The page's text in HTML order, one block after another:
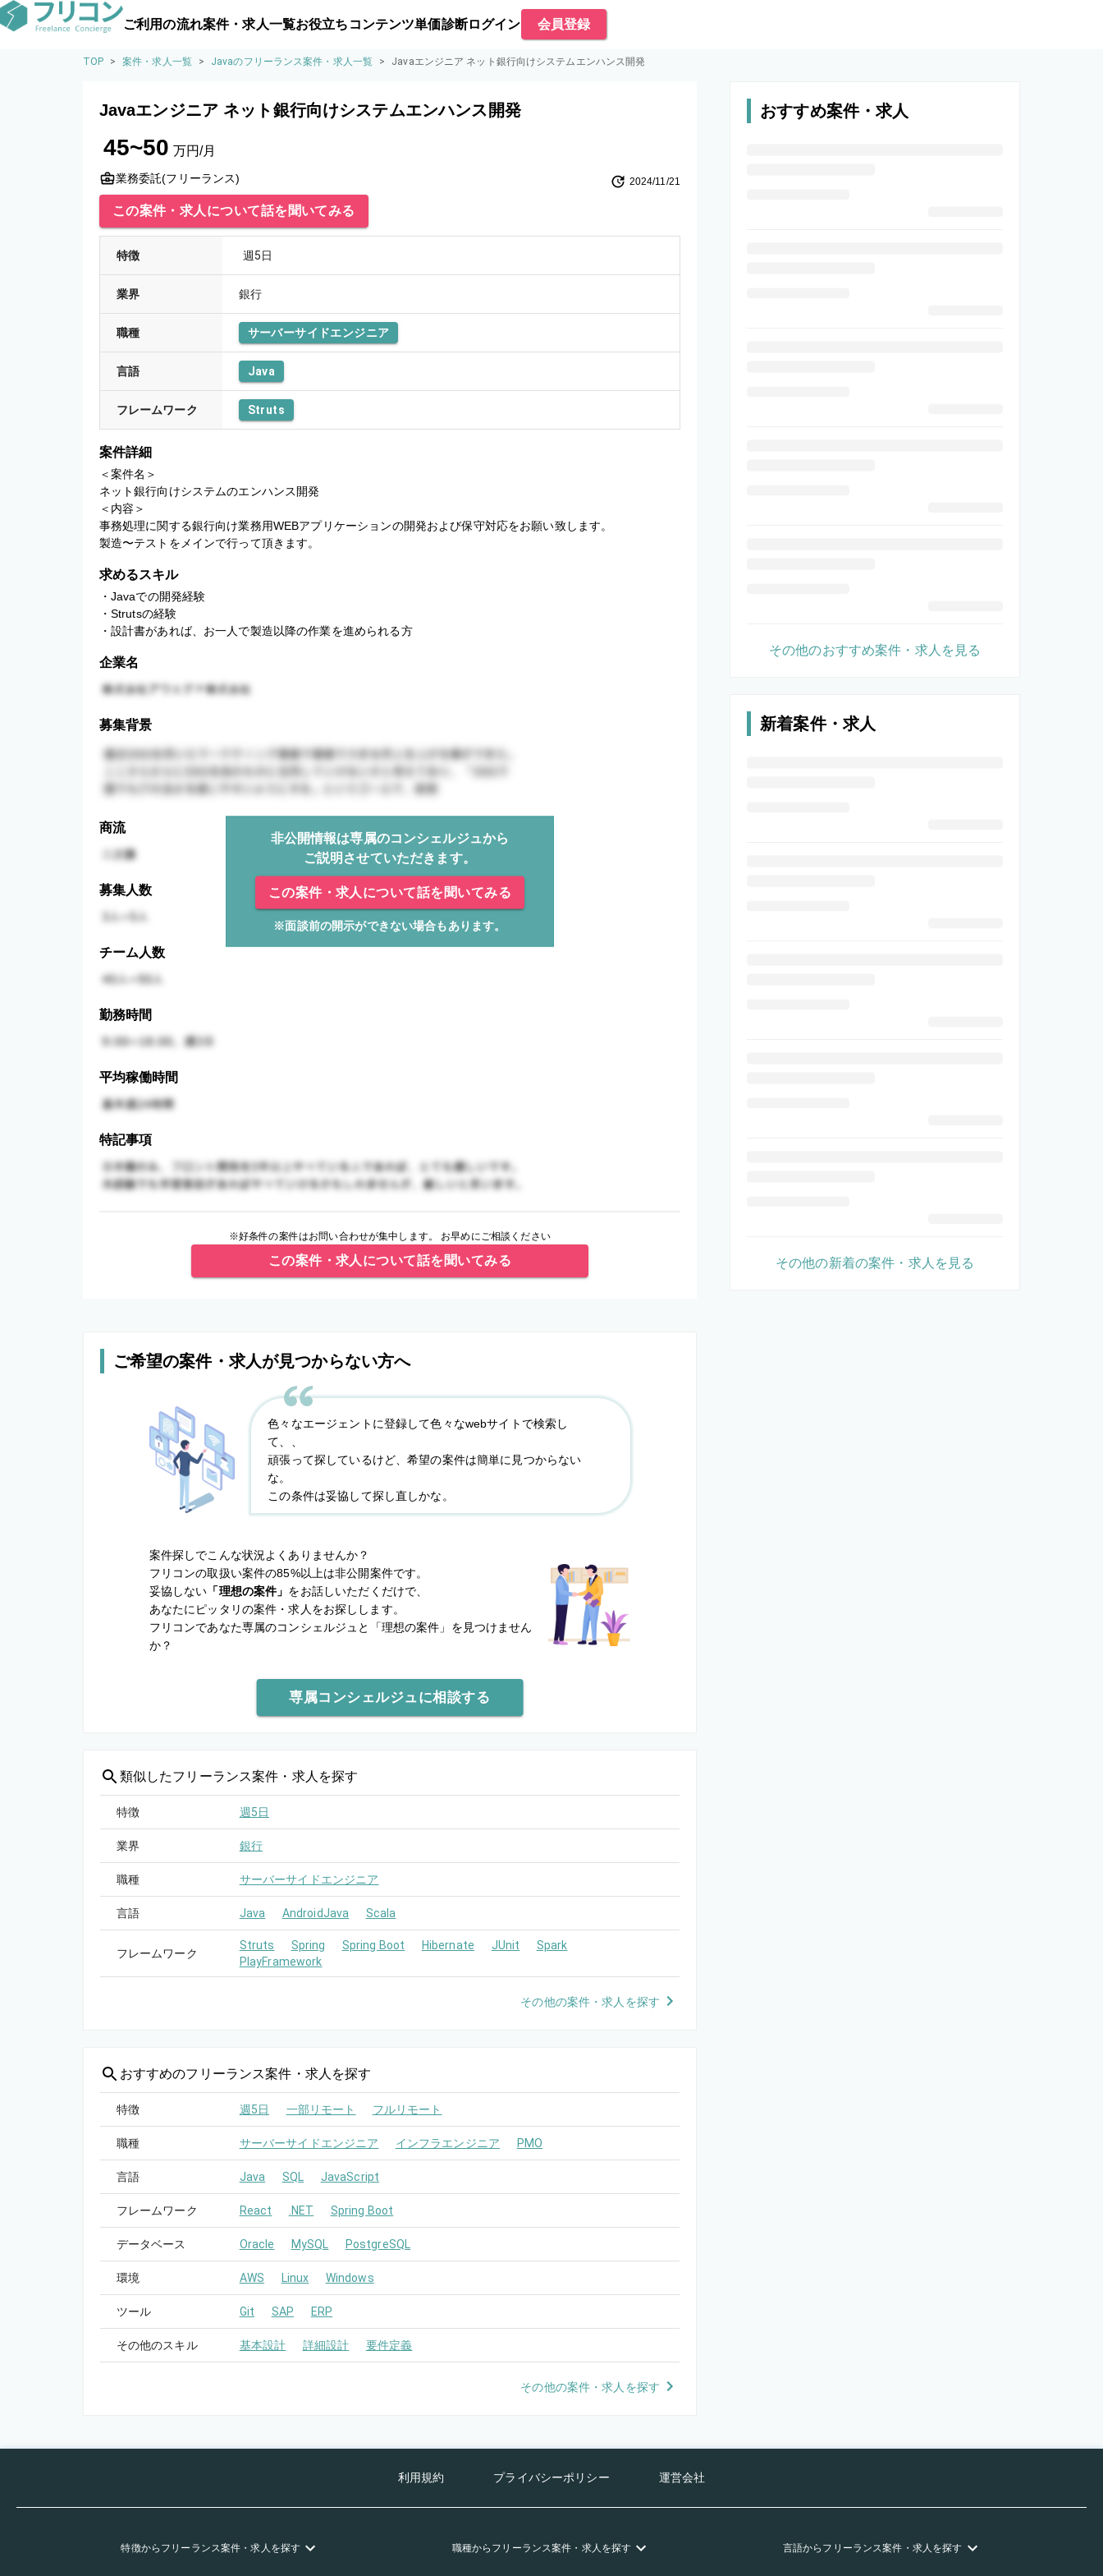
ご利用の流れ案件・求人一覧お役立ちコンテンツ単価診断ログイン 会員登録
TOP > 案件・求人一覧 > Javaのフリーランス案件・求人一覧 > Javaエンジニア ネット銀行向けシステムエンハンス開発
Javaエンジニア ネット銀行向けシステムエンハンス開発
45~50 万円/月
業務委託(フリーランス) 2024/11/21
この案件・求人について話を聞いてみる
特徴 週5日
業界 銀行
職種 サーバーサイドエンジニア
言語 Java
フレームワーク Struts
案件詳細
＜案件名＞
ネット銀行向けシステムのエンハンス開発
＜内容＞
事務処理に関する銀行向け業務用WEBアプリケーションの開発および保守対応をお願い致します。
製造〜テストをメインで行って頂きます。
求めるスキル
・Javaでの開発経験
・Strutsの経験
・設計書があれば、お一人で製造以降の作業を進められる方
企業名
募集背景
商流
非公開情報は専属のコンシェルジュから
ご説明させていただきます。
この案件・求人について話を聞いてみる
※面談前の開示ができない場合もあります。
募集人数
チーム人数
勤務時間
平均稼働時間
特記事項
※好条件の案件はお問い合わせが集中します。 お早めにご相談ください
この案件・求人について話を聞いてみる
ご希望の案件・求人が見つからない方へ
色々なエージェントに登録して色々なwebサイトで検索し
て、、
頑張って探しているけど、希望の案件は簡単に見つからない
な。
この条件は妥協して探し直しかな。
案件探しでこんな状況よくありませんか？
フリコンの取扱い案件の85%以上は非公開案件です。
妥協しない 「理想の案件」 をお話しいただくだけで、
あなたにピッタリの案件・求人をお探しします。
フリコンであなた専属のコンシェルジュと
「理想の案件」を見つけません
か？
専属コンシェルジュに相談する
類似したフリーランス案件・求人を探す
特徴 週5日
業界 銀行
職種 サーバーサイドエンジニア
言語 Java AndroidJava Scala
フレームワーク
Struts Spring Spring Boot Hibernate JUnit
Spark
PlayFramework
その他の案件・求人を探す
おすすめのフリーランス案件・求人を探す
特徴 週5日 一部リモート フルリモート
職種 サーバーサイドエンジニア インフラエンジニア PMO
言語 Java SQL JavaScript
フレームワーク React .NET Spring Boot
データベース Oracle MySQL PostgreSQL
環境 AWS Linux Windows
ツール Git SAP ERP
その他のスキル 基本設計 詳細設計 要件定義
その他の案件・求人を探す
おすすめ案件・求人
その他のおすすめ案件・求人を見る
新着案件・求人
その他の新着の案件・求人を見る
利用規約 プライバシーポリシー 運営会社
特徴からフリーランス案件・求人を探す 職種からフリーランス案件・求人を探す 言語からフリーランス案件・求人を探す